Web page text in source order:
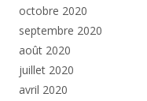
octobre 2020
septembre 2020
août 2020
juillet 2020
avril 2020